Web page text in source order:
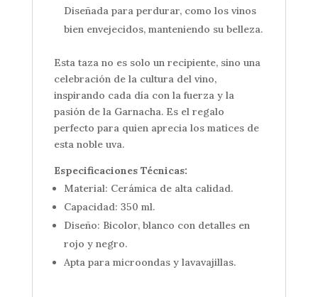
Diseñada para perdurar, como los vinos
bien envejecidos, manteniendo su belleza.
Esta taza no es solo un recipiente, sino una
celebración de la cultura del vino,
inspirando cada día con la fuerza y la
pasión de la Garnacha. Es el regalo
perfecto para quien aprecia los matices de
esta noble uva.
Especificaciones Técnicas:
Material: Cerámica de alta calidad.
Capacidad: 350 ml.
Diseño: Bicolor, blanco con detalles en
rojo y negro.
Apta para microondas y lavavajillas.